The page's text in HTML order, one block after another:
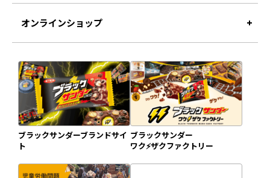
オンラインショップ
ブラックサンダーブランドサイ
ト
ブラックサンダー
ワク⚡️ザクファクトリー